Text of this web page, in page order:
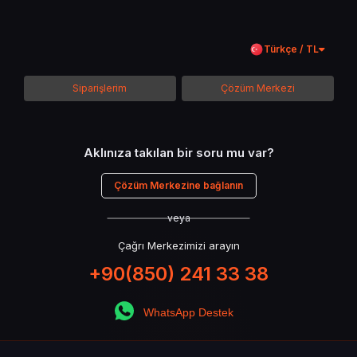
sağlayan özel bir para birimidir. Gerçek para karşılığı alınan bu puanlar
Donanım geliştirme
Mount (binek) açma ve geliştirme
VIP avantajları
530 Point, özellikle hızlı ilerlemek isteyen veya
Türkçe / TL
Siparişlerim Çözüm Merkezi
Aklınıza takılan bir soru mu var?
Çözüm Merkezine bağlanın
veya
Çağrı Merkezimizi arayın
+90(850) 241 33 38
WhatsApp Destek